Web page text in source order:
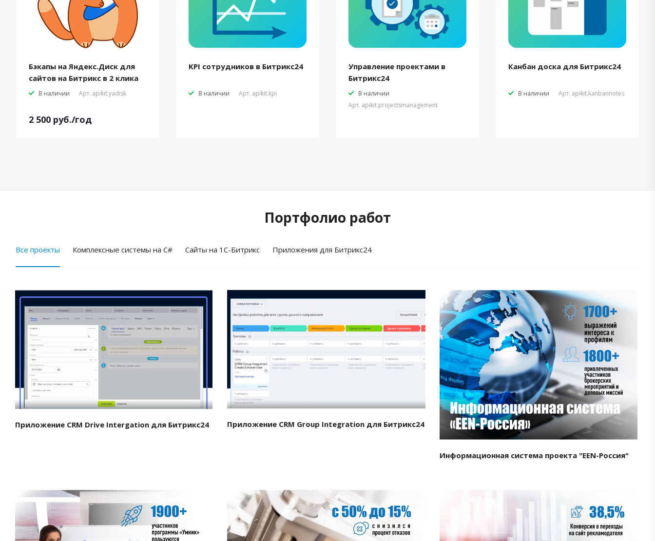
Бэкапы на Яндекс.Диск для
сайтов на Битрикс в 2 клика
В наличии Арт. apikit.yadisk
2 500 руб./год
KPI сотрудников в Битрикс24
В наличии Арт. apikit.kpi
Управление проектами в
Битрикс24
В наличии
Арт. apikit.projectsmanagement
Канбан доска для Битрикс24
В наличии Арт. apikit.kanbannotes
Портфолио работ
Все проекты Комплексные системы на C# Cайты на 1С-Битрикс Приложения для Битрикс24
Смотреть проект
Приложение CRM Drive Intergation для Битрикс24 Приложение CRM Group Integration для Битрикс24
Смотреть проект
Информационная система проекта "EEN-Россия"